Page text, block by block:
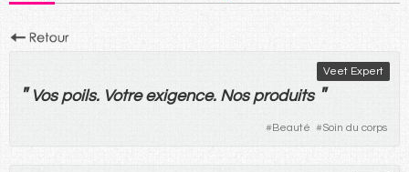
Veet Expert
" Vos poils. Votre exigence. Nos produits "
#Beauté #Soin du corps